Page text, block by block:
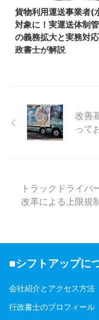
し、その一方で 「働き方
て結局のところ何なの？
もそもどういう目的があ
ったの？」 といったよう
葉は知っていても内容に
貨物利用運送事業者(
対象に！実運送体制
の義務拡大と実務対
政書士が解説
貨物利用運送事業者(い
屋)にも拡大されました。
から運送を直接引き受け
す。今回は制度の全体像
屋が今すぐ着手すべき実
で解説します。 実運送体
制管理簿は、令和6年に
「流通業務の総合化及 ...
改善
って
トラックドライバ
改革による上限規制
■シフトアップに
会社紹介とアクセス方法
行政書士のプロフィール